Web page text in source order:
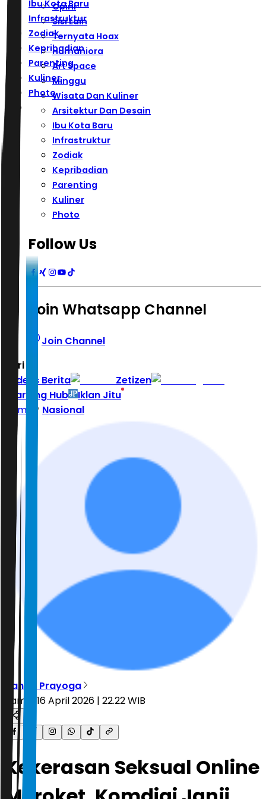
Ibu Kota Baru
Infrastruktur
Zodiak
Kepribadian
Parenting
Kuliner
Photo
Opini
Sisi Lain
Ternyata Hoax
Humaniora
Art Space
Minggu
Wisata Dan Kuliner
Arsitektur Dan Desain
Ibu Kota Baru
Infrastruktur
Zodiak
Kepribadian
Parenting
Kuliner
Photo
Follow Us
Join Whatsapp Channel
Join Channel
Hari ini
Indeks Berita
Zetizen
Learning Hub
Iklan Jitu
Home
Nasional
Nanda Prayoga
Kamis, 16 April 2026 | 22.22 WIB
Kekerasan Seksual Online